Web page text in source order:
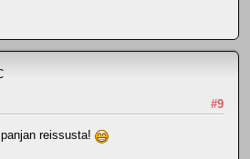
#9
reissusta!